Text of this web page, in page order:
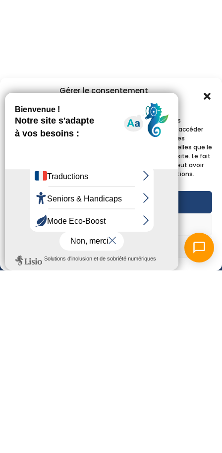
Gérer le consentement
Pour offrir les meilleures expériences, nous utilisons des
technologies telles que les cookies pour stocker et/ou accéder
aux informations des appareils. Le fait de consentir à ces
technologies nous permettra de traiter des données telles que le
comportement de navigation ou les ID uniques sur ce site. Le fait
de ne pas consentir ou de retirer son consentement peut avoir
un effet négatif sur certaines caractéristiques et fonctions.
Accepter
Refuser
Voir les préférences
50101 Cherbourg-En-Cotentin